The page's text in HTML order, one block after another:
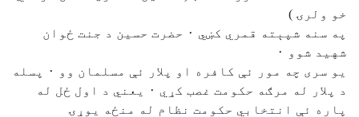
خو ولرۍ )
په سنه شپېته قمري کښي ٠ حضرت حسين د جنت ځوان
شهيد شوو ٠
يو سری چه مور ئې کافره او پلار ئې مسلمان وو ٠ پسله
د پلار له مرګه حکومت غصب کړي ٠ يعني د اول ځل له
پاره ئې انتخابي حکومت نظام له منځه يوړۍ